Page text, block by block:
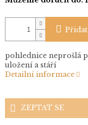
pohlednice neprošlá
uložení a stáří
Detailní informace
ZEPTAT SE